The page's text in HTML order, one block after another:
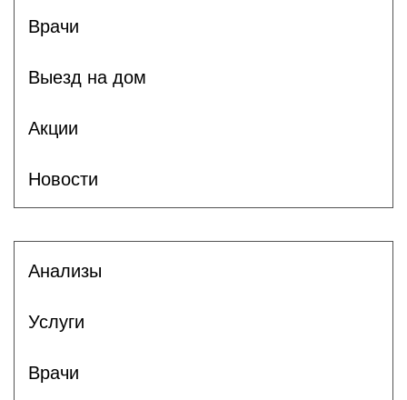
Врачи
Выезд на дом
Акции
Новости
Анализы
Услуги
Врачи